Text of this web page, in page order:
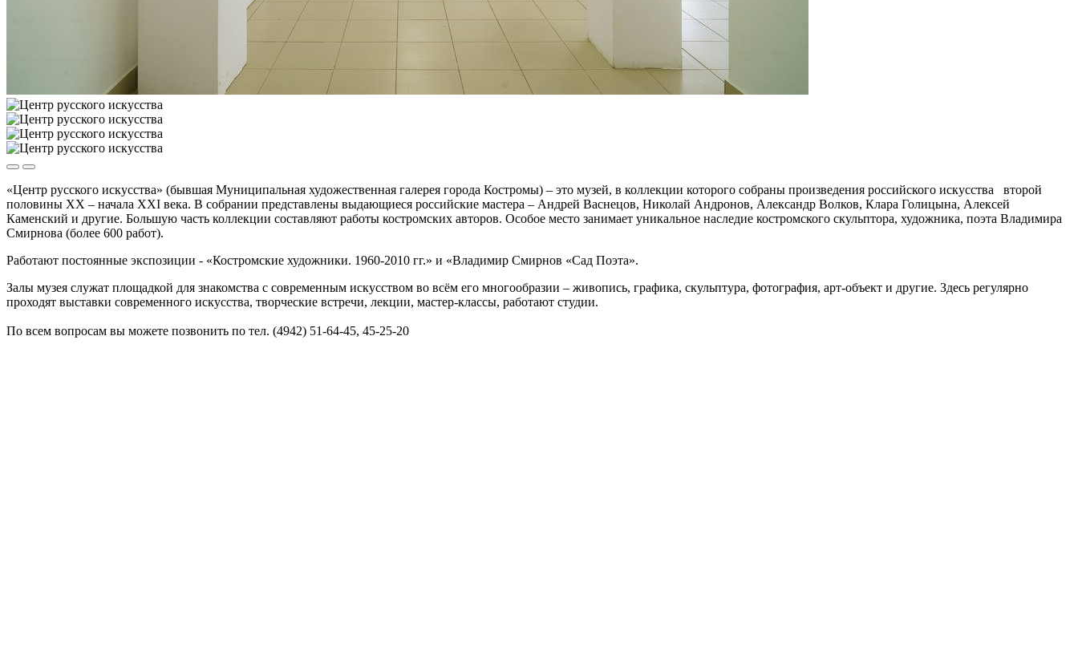
«Центр русского искусства» (бывшая Муниципальная художественная галерея города Костромы) – это музей, в коллекции которого собраны произведения российского искусства второй
половины XX – начала XXI века. В собрании представлены выдающиеся российские мастера – Андрей Васнецов, Николай Андронов, Александр Волков, Клара Голицына, Алексей
Каменский и другие. Большую часть коллекции составляют работы костромских авторов. Особое место занимает уникальное наследие костромского скульптора, художника, поэта Владимира
Смирнова (более 600 работ).
Работают постоянные экспозиции - «Костромские художники. 1960-2010 гг.» и «Владимир Смирнов «Сад Поэта».
Залы музея служат площадкой для знакомства с современным искусством во всём его многообразии – живопись, графика, скульптура, фотография, арт-объект и другие. Здесь регулярно
проходят выставки современного искусства, творческие встречи, лекции, мастер-классы, работают студии.
По всем вопросам вы можете позвонить по тел. (4942) 51-64-45, 45-25-20